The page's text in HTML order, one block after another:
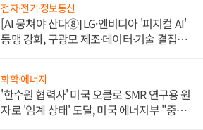
전자·전기·정보통신
[AI 뭉쳐야 산다⑧] LG·엔비디아 '피지컬 AI'
동맹 강화, 구광모 제조·데이터·기술 결집
화학·에너지
'한수원 협력사' 미국 오클로 SMR 연구용 원
자로 '임계 상태' 도달, 미국 에너지부 "중요